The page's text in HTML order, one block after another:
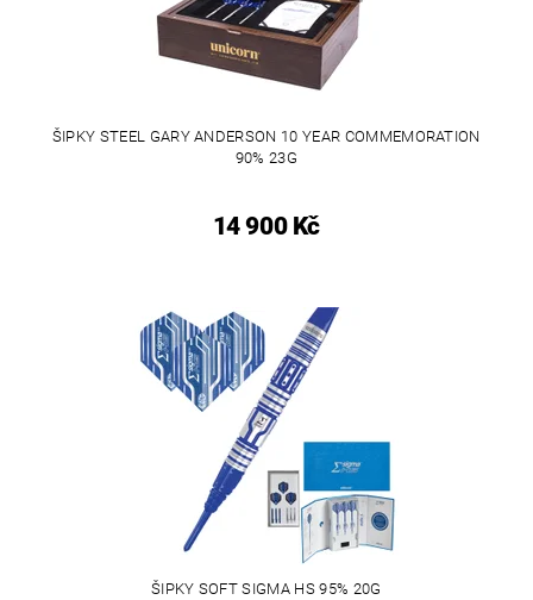
ŠIPKY STEEL GARY ANDERSON 10 YEAR COMMEMORATION
90% 23G
14 900 Kč
ŠIPKY SOFT SIGMA HS 95% 20G